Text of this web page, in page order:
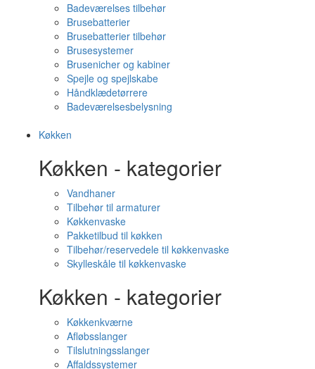
Badeværelses tilbehør
Brusebatterier
Brusebatterier tilbehør
Brusesystemer
Brusenicher og kabiner
Spejle og spejlskabe
Håndklædetørrere
Badeværelsesbelysning
Køkken
Køkken - kategorier
Vandhaner
Tilbehør til armaturer
Køkkenvaske
Pakketilbud til køkken
Tilbehør/reservedele til køkkenvaske
Skylleskåle til køkkenvaske
Køkken - kategorier
Køkkenkværne
Afløbsslanger
Tilslutningsslanger
Affaldssystemer